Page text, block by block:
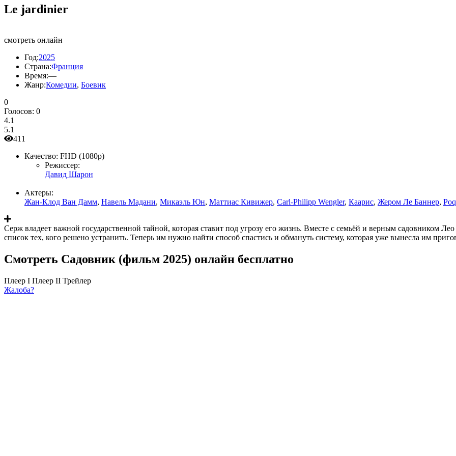
Le jardinier
смотреть онлайн
Год:2025
Страна:Франция
Время:—
Жанр:Комедии, Боевик
0
Голосов: 0
4.1
5.1
411
Качество: FHD (1080p)
Режиссер:
Давид Шарон
Актеры:
Жан-Клод Ван Дамм, Навель Мадани, Микаэль Юн, Маттиас Кивижер, Carl-Philipp Wengler, Каарис, Жером Ле Баннер,
Серж владеет важной государственной тайной, которая ставит под угрозу его жизнь. Вместе с семьёй и верным садовником
список тех, кого решено устранить. Теперь им нужно найти способ спастись и обмануть систему, которая уже вынесла им
Смотреть Садовник (фильм 2025) онлайн бесплатно
Плеер I Плеер II Трейлер
Жалоба?